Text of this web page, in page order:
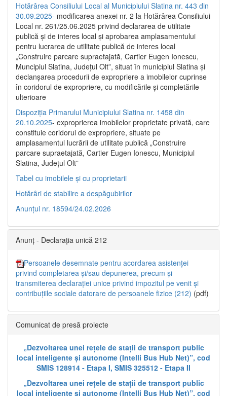
Hotărârea Consiliului Local al Municipiului Slatina nr. 443 din
30.09.2025- modificarea anexei nr. 2 la Hotărârea Consiliului
Local nr. 261/25.06.2025 privind declararea de utilitate
publică şi de interes local şi aprobarea amplasamentului
pentru lucrarea de utilitate publică de interes local
„Construire parcare supraetajată, Cartier Eugen Ionescu,
Muncipiul Slatina, Judeţul Olt”, situat în municipiul Slatina şi
declanşarea procedurii de expropriere a imobilelor cuprinse
în coridorul de expropriere, cu modificările şi completările
ulterioare
Dispoziția Primarului Municipiului Slatina nr. 1458 din
20.10.2025- exproprierea imobilelor proprietate privată, care
constituie coridorul de expropriere, situate pe
amplasamentul lucrării de utilitate publică „Construire
parcare supraetajată, Cartier Eugen Ionescu, Municipiul
Slatina, Județul Olt”
Tabel cu imobilele și cu proprietarii
Hotărâri de stabilire a despăgubirilor
Anunțul nr. 18594/24.02.2026
Anunț - Declarația unică 212
Persoanele desemnate pentru acordarea asistenței
privind completarea și/sau depunerea, precum și
transmiterea declarației unice privind impozitul pe venit și
contribuțiile sociale datorare de persoanele fizice (212) (pdf)
Comunicat de presă proiecte
„Dezvoltarea unei rețele de stații de transport public
local inteligente și autonome (Intelli Bus Hub Net)”, cod
SMIS 128914 - Etapa I, SMIS 325512 - Etapa II
„Dezvoltarea unei rețele de stații de transport public
local inteligente și autonome (Intelli Bus Hub Net)”, cod